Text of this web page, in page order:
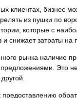
клиентах, бизнес
из пушки по
которые с
снижает затраты на
рынка наличие
Это не
предоставлению